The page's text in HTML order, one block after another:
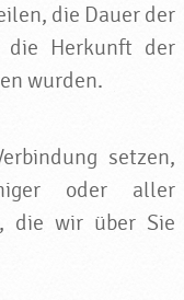
die Dauer der
die Herkunft der
wurden.
setzen,
oder aller
die wir über Sie